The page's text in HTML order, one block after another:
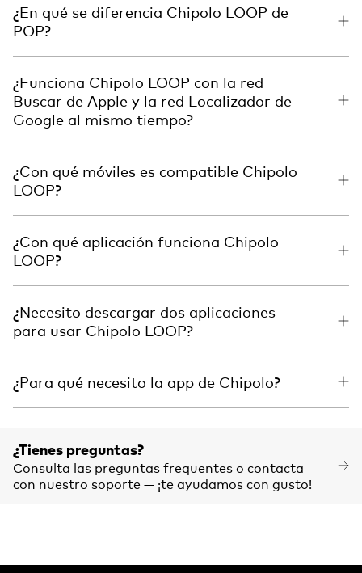
¿En qué se diferencia Chipolo LOOP de
POP?
¿Funciona Chipolo LOOP con la red
Buscar de Apple y la red Localizador de
Google al mismo tiempo?
¿Con qué móviles es compatible Chipolo
LOOP?
¿Con qué aplicación funciona Chipolo
LOOP?
¿Necesito descargar dos aplicaciones
para usar Chipolo LOOP?
¿Para qué necesito la app de Chipolo?
¿Tienes preguntas?
Consulta las preguntas frequentes o contacta
con nuestro soporte — ¡te ayudamos con gusto!